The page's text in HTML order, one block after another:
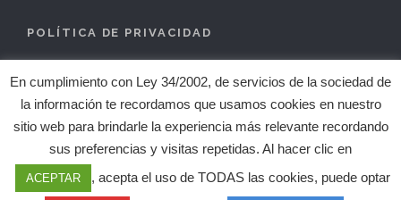
POLÍTICA DE PRIVACIDAD
Condiciones de Uso
Política de privacidad
Clausulas Legales
En cumplimiento con Ley 34/2002, de servicios de la sociedad de
la información te recordamos que usamos cookies en nuestro
sitio web para brindarle la experiencia más relevante recordando
sus preferencias y visitas repetidas. Al hacer clic en
ACEPTAR , acepta el uso de TODAS las cookies, puede optar